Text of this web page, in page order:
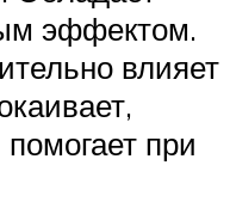
эффектом.
влияет
при